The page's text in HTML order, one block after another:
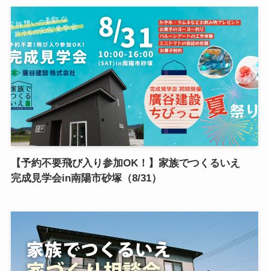
【予約不要飛び入り参加OK！】家族でつくるいえ
完成見学会in南陽市砂塚（8/31）